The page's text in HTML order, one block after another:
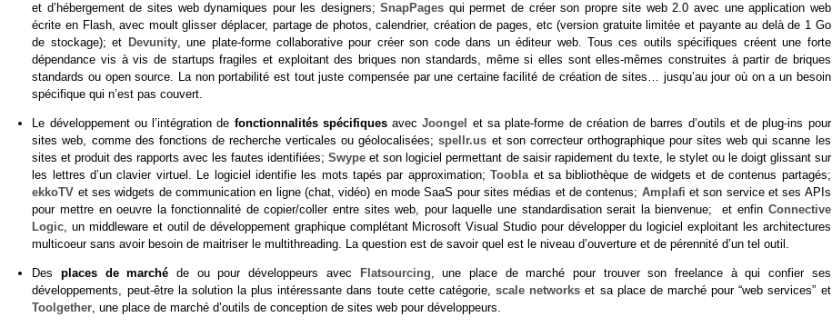
et d’hébergement de sites web dynamiques pour les designers;SnapPages qui permet de créer son propre site web 2.0 avec une application web
écrite en Flash, avec moult glisser déplacer, partage de photos, calendrier, création de pages, etc (version gratuite limitée et payante au delà de 1 Go
de stockage); et Devunity, une plate-forme collaborative pour créer son code dans un éditeur web. Tous ces outils spécifiques créent une forte
dépendance vis à vis de startups fragiles et exploitant des briques non standards, même si elles sont elles-mêmes construites à partir de briques
standards ou open source. La non portabilité est tout juste compensée par une certaine facilité de création de sites… jusqu’au jour où on a un besoin
spécifique qui n’est pas couvert.
Le développement ou l’intégration de fonctionnalités spécifiquesavecJoongel
et sa plate-forme de création de barres d’outils et de plug-ins pour
sites web, comme des fonctions de recherche verticales ou géolocalisées;spellr.us et son correcteur orthographique pour sites web qui scanne les
sites et produit des rapports avec les fautes identifiées;Swype et son logiciel permettant de saisir rapidement du texte, le stylet ou le doigt glissant sur
les lettres d’un clavier virtuel. Le logiciel identifie les mots tapés par approximation;Tooblaet sa bibliothèque de widgets et de contenus partagés;
ekkoTV et ses widgets de communication en ligne (chat, vidéo) en mode SaaS pour sites médias et de contenus; Amplafi et son service et ses APIs
pour mettre en oeuvre la fonctionnalité de copier/coller entre sites web, pour laquelle une standardisation serait la bienvenue; et enfin Connective
Logic, un middleware et outil de développement graphique complétant Microsoft Visual Studio pour développer du logiciel exploitant les architectures
multicoeur sans avoir besoin de maitriser le multithreading. La question est de savoir quel est le niveau d’ouverture et de pérennité d’un tel outil.
Desplaces de marchéde ou pour développeurs avec Flatsourcing , une place de marché pour trouver son freelance à qui confier ses
développements, peut-être la solution la plus intéressante dans toute cette catégorie,scale networks et sa place de marché pour “web services” et
Toolgether , une place de marché d’outils de conception de sites web pour développeurs.